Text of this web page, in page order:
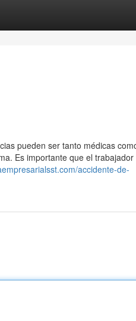
pueden ser tanto médicas
Es importante que el trabajador
accidente-de-